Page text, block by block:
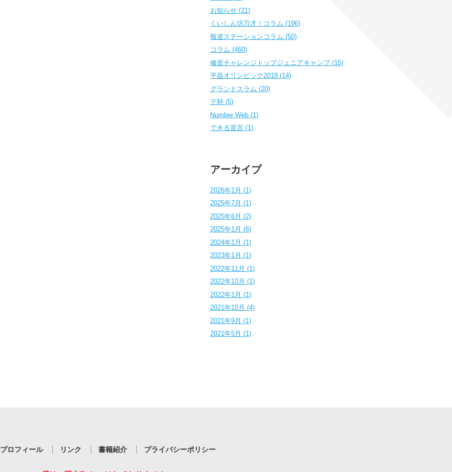
お知らせ (21)
くいしん坊万才！コラム (196)
報道ステーションコラム (50)
コラム (460)
修造チャレンジトップジュニアキャンプ (15)
平昌オリンピック2018 (14)
グランドスラム (20)
デ杯 (5)
Number Web (1)
できる宣言 (1)
アーカイブ
2026年1月 (1)
2025年7月 (1)
2025年6月 (2)
2025年1月 (6)
2024年1月 (1)
2023年1月 (1)
2022年11月 (1)
2022年10月 (1)
2022年1月 (1)
2021年10月 (4)
2021年9月 (1)
2021年5月 (1)
プロフィール リンク 書籍紹介 プライバシーポリシー